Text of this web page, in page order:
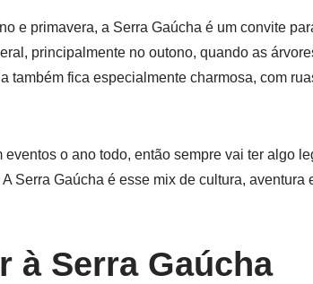
e primavera, a Serra Gaúcha é um convite
principalmente no outono, quando as
também fica especialmente charmosa, com
o ano todo, então sempre vai ter algo
Serra Gaúcha é esse mix de cultura, aventura
à Serra Gaúcha